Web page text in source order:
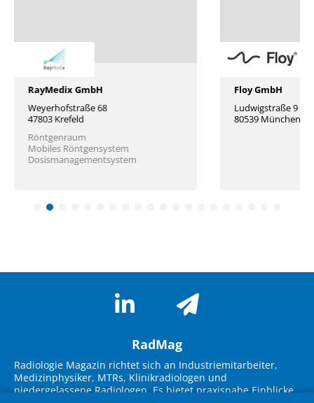
Floy GmbH
Ludwigstraße 9
80539 München
Guerbet
Otto-
65843
RadMag
Radiologie Magazin richtet sich an Industriemitarbeiter,
Medizinphysiker, MTRs, Klinikradiologen und
niedergelassene Radiologen. Es bietet praxisnahe Einblicke